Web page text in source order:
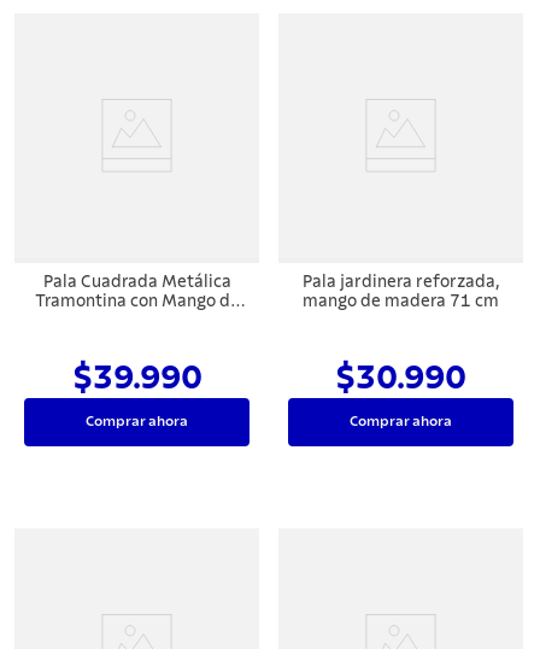
Pala Cuadrada Metálica
Tramontina con Mango de
$39.990
Comprar ahora
Pala jardinera reforzada,
mango de madera 71 cm
$30.990
Comprar ahora